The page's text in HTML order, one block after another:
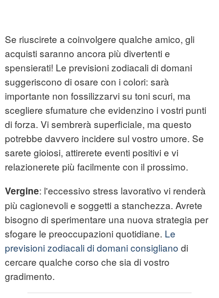
Se riuscirete a coinvolgere qualche amico, gli
acquisti saranno ancora più divertenti e
spensierati! Le previsioni zodiacali di domani
suggeriscono di osare con i colori: sarà
importante non fossilizzarvi su toni scuri, ma
scegliere sfumature che evidenzino i vostri punti
di forza. Vi sembrerà superficiale, ma questo
potrebbe davvero incidere sul vostro umore. Se
sarete gioiosi, attirerete eventi positivi e vi
relazionerete più facilmente con il prossimo.
Vergine: l'eccessivo stress lavorativo vi renderà
più cagionevoli e soggetti a stanchezza. Avrete
bisogno di sperimentare una nuova strategia per
sfogare le preoccupazioni quotidiane. Le
previsioni zodiacali di domani consigliano di
cercare qualche corso che sia di vostro
gradimento.